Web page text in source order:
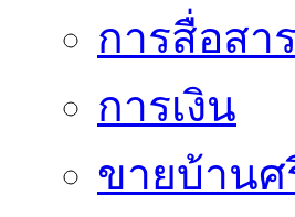
การสื่อสาร
การเงิน
ขายบ้านศ